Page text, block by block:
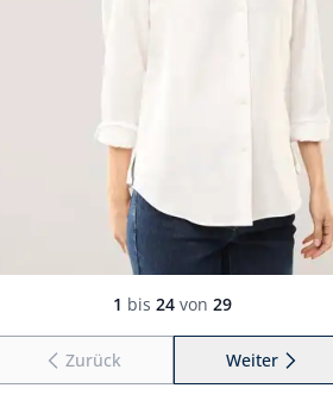
1 bis 24von 29
Zurück Weiterzu Seite 2